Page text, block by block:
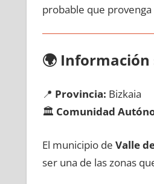
probable quе provenga
🌍 Información
📍 Provincia: Bizkaia
🏛️ Comunidad
El municipio dе Valle
ser una dе las zonas